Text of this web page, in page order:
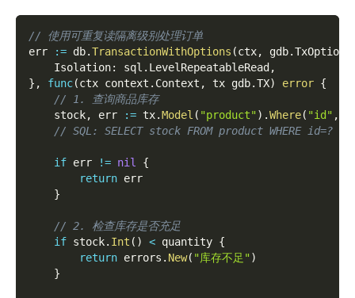
// 使用可重复读隔离级别处理订单
err
:= db.TransactionWithOptions (ctx, gdb.TxOptions
    Isolation
: sql . LevelRepeatableRead ,
} , func(ctx context . Context , tx gdb.TX) error {
// 1. 查询商品库存
    stock
, err := tx.Model ( "product") .Where( "id" ,
// SQL: SELECT stock FROM product WHERE id=?
if err != nil
{
return err
}
// 2. 检查库存是否充足
if stock. Int ( ) < quantity {
return errors . New( "库存不足")
}